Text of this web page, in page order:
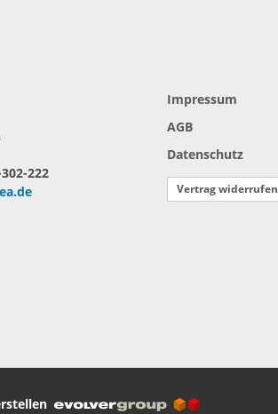
222
Impressum
AGB
Datenschutz
Vertrag widerrufen